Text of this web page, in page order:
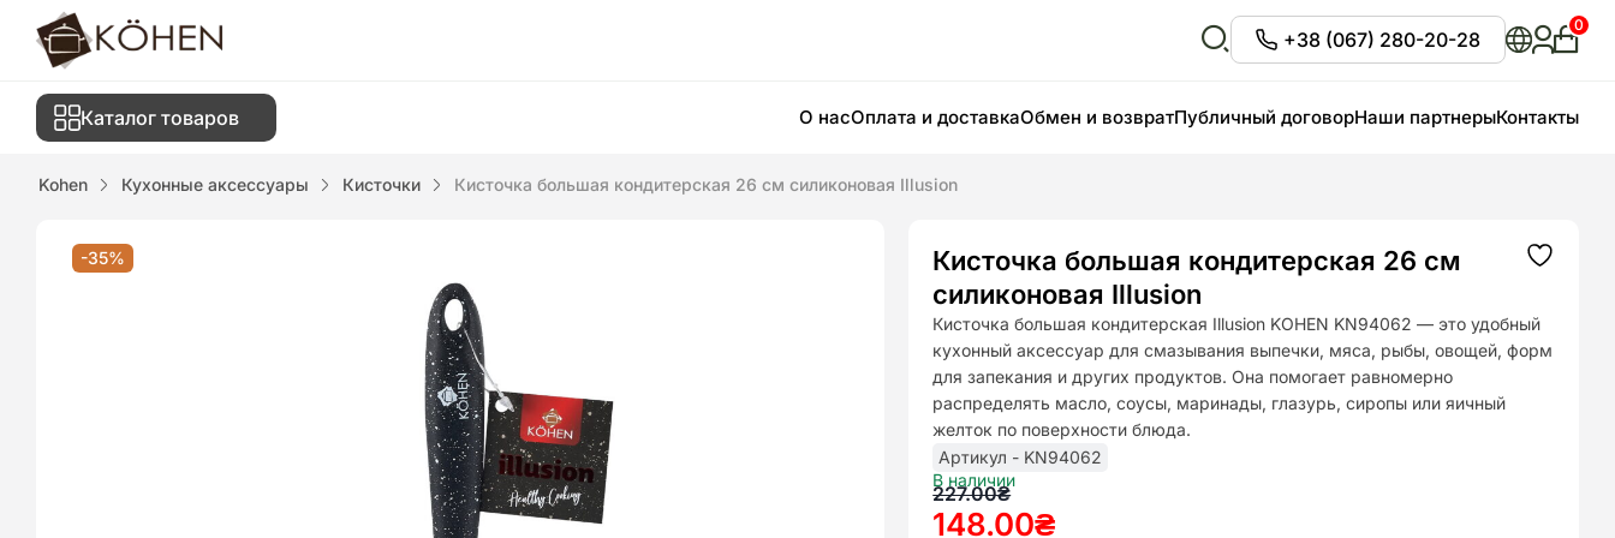
пошук
+38 (067) 280-20-28
0
Каталог товаров О насОплата и доставкаОбмен и возвратПубличный договорНаши партнерыКонтакты
Kohen Кухонные аксессуары Кисточки Кисточка большая кондитерская 26 см силиконовая Illusion
-35%
Кисточка большая кондитерская 26 см
силиконовая Illusion
Кисточка большая кондитерская Illusion KOHEN KN94062 — это удобный
кухонный аксессуар для смазывания выпечки, мяса, рыбы, овощей, форм
для запекания и других продуктов. Она помогает равномерно
распределять масло, соусы, маринады, глазурь, сиропы или яичный
желток по поверхности блюда.
Артикул - KN94062
В наличии
227.00₴
Первоначальная
148.00₴
Текущая
Додати
бажань